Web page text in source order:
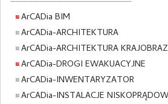
ArCADia BIM
ArCADia-ARCHITEKTURA
ArCADia-ARCHITEKTURA
ArCADia-DROGI EWAKUACYJNE
ArCADia-INWENTARYZATOR
ArCADia-INSTALACJE